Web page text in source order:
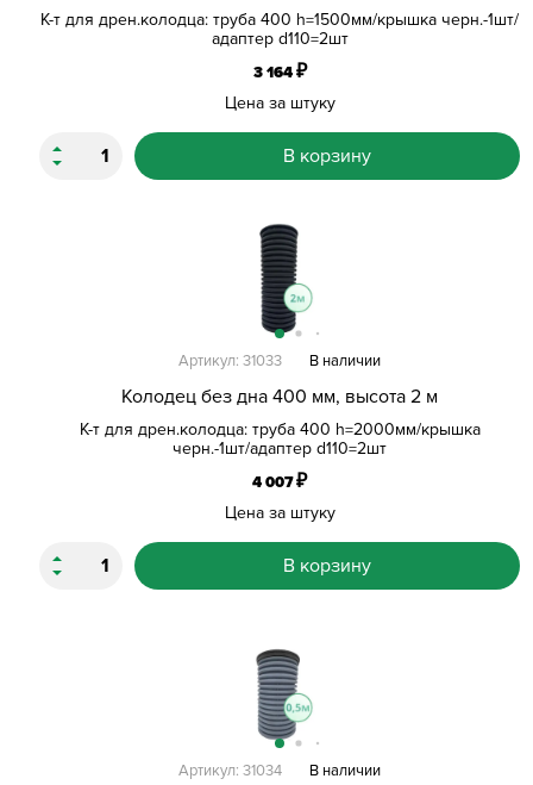
К-т для дрен.колодца: труба 400 h=1500мм/крышка черн.-1шт/
адаптер d110=2шт
3 164₽
Цена за штуку
В корзину
Колодец без дна 400 мм, высота 2 м
К-т для дрен.колодца: труба 400 h=2000мм/крышка
черн.-1шт/адаптер d110=2шт
Артикул: 31033 В наличии
4 007₽
Цена за штуку
В корзину
Артикул: 31034 В наличии